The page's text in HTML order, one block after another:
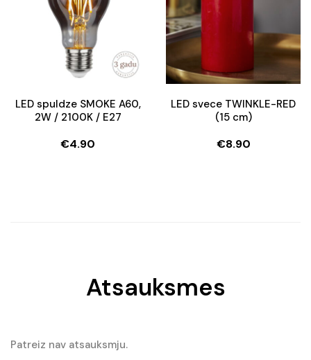
LED spuldze SMOKE A60,
2W / 2100K / E27
€4.90
LED svece TWINKLE-RED
(15 cm)
€8.90
Atsauksmes
Patreiz nav atsauksmju.